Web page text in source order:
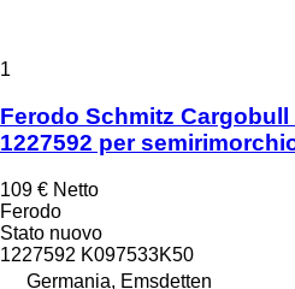
1
Ferodo Schmitz Cargobull
1227592 per
109 € Netto
Ferodo
Stato nuovo
1227592 K097533K50
Germania, Emsdetten